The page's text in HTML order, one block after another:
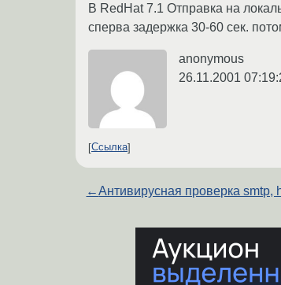
В RedHat 7.1 Отправка на
сперва задержка 30-60 сек.
anonymous
26.11.2001
Ссылка
←Антивирусная проверка smtp,